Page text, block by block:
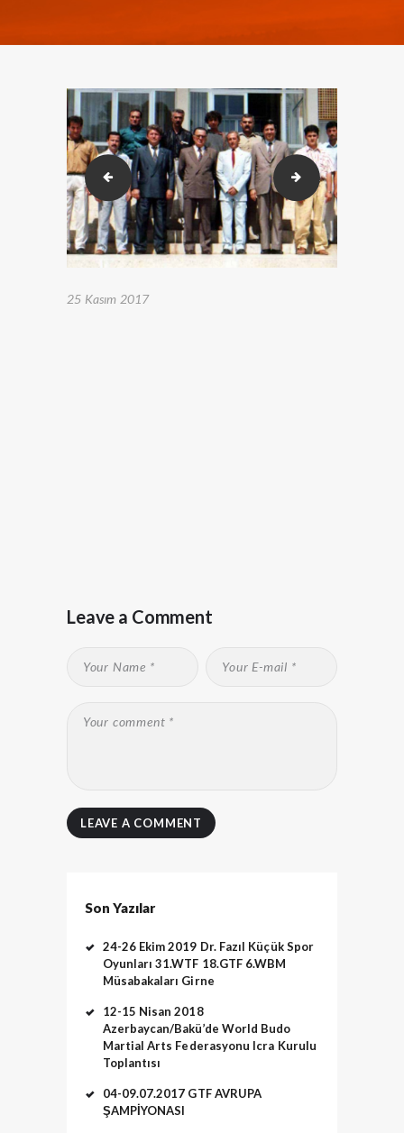
AZERBAYCAN-KKTC KARATE Milli Maçı (28)AZERBAYCAN-
25 Kasım 2017
Leave a Comment
Son Yazılar
24-26 Ekim 2019 Dr. Fazıl Küçük Spor
Oyunları 31.WTF 18.GTF 6.WBM
Müsabakaları Girne
12-15 Nisan 2018
Azerbaycan/Bakü’de World Budo
Martial Arts Federasyonu Icra Kurulu
Toplantısı
04-09.07.2017 GTF AVRUPA
ŞAMPİYONASI